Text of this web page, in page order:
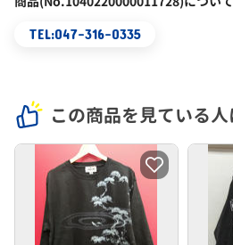
TEL:047-316-0335
この商品を見ている